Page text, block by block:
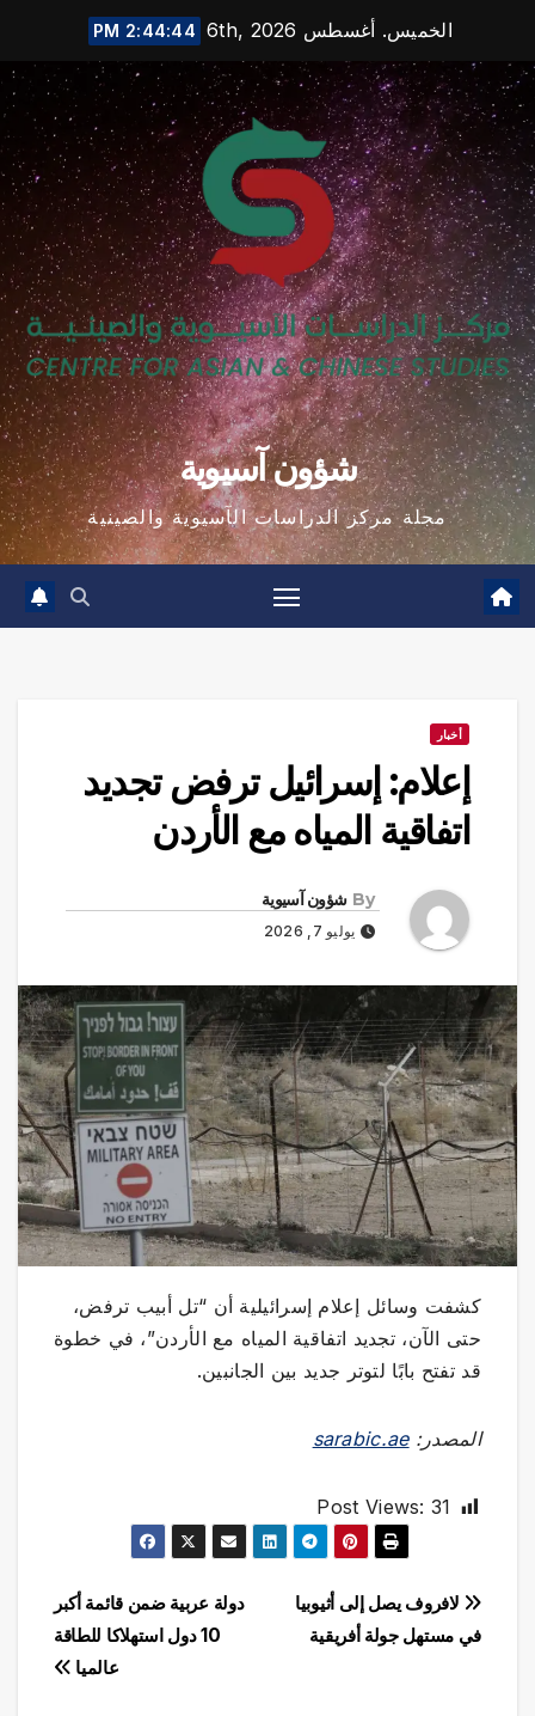
content
الخميس. أغسطس 6th, 2026 2:44:45 PM
شؤون آسيوية
مجلة مركز الدراسات الآسيوية والصينية
أخبار
إعلام: إسرائيل ترفض تجديد
اتفاقية المياه مع الأردن
By شؤون آسيوية
يوليو 7, 2026
كشفت وسائل إعلام إسرائيلية أن “تل أبيب ترفض،
حتى الآن، تجديد اتفاقية المياه مع الأردن”، في خطوة
قد تفتح بابًا لتوتر جديد بين الجانبين.
المصدر:sarabic.ae
Post Views: 31
تصفّح
المقالات
دولة عربية ضمن قائمة أكبر
10 دول استهلاكا للطاقة
عالميا
لافروف يصل إلى أثيوبيا
في مستهل جولة أفريقية